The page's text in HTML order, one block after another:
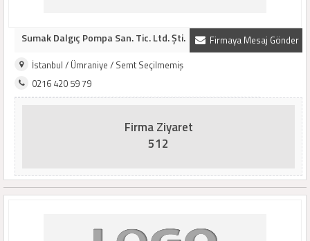
Firmaya Mesaj Gönder
Sumak Dalgıç Pompa San. Tic. Ltd. Şti.
İstanbul / Ümraniye / Semt Seçilmemiş
0216 420 59 79
Firma Ziyaret
512